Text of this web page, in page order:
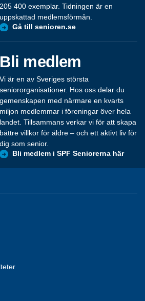
205 400 exemplar. Tidningen är en
uppskattad medlemsförmån.
Gå till senioren.se
Bli medlem
Vi är en av Sveriges största
seniororganisationer. Hos oss delar du
gemenskapen med närmare en kvarts
miljon medlemmar i föreningar över hela
landet. Tillsammans verkar vi för att skapa
bättre villkor för äldre – och ett aktivt liv för
dig som senior.
Bli medlem i SPF Seniorerna här